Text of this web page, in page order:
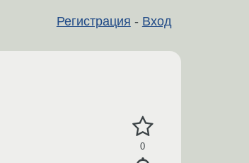
Регистрация - Вход
0